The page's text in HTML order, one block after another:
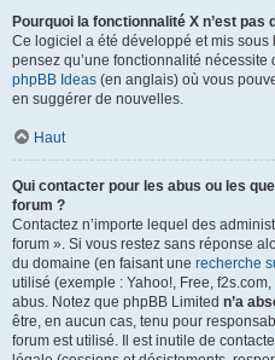
Pourquoi la fonctionnalité X n’est pas
Ce logiciel a été développé et mis
pensez qu’une fonctionnalité nécessite
phpBB Ideas (en anglais) où vous
en suggérer de nouvelles.
Haut
Qui contacter pour les abus ou les
forum ?
Contactez n’importe lequel des
forum ». Si vous restez sans réponse
du domaine (en faisant une recherche
utilisé (exemple : Yahoo!, Free,
abus. Notez que phpBB Limited n’a
être, en aucun cas, tenu pour
forum est utilisé. Il est inutile de